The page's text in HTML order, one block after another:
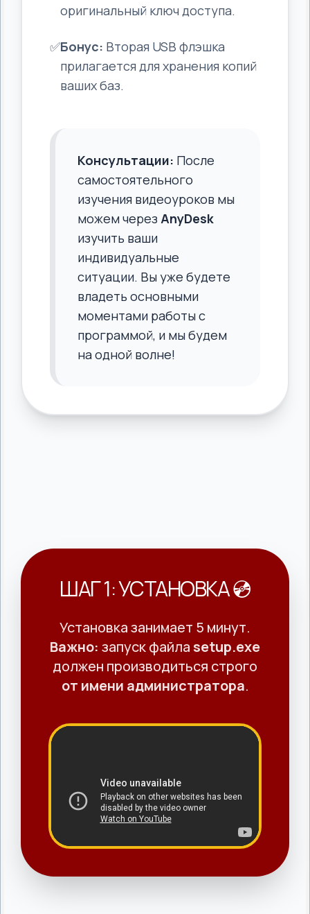
оригинальный ключ доступа.
✅Бонус: Вторая USB флэшка
прилагается для хранения копий
ваших баз.
Консультации: После
самостоятельного
изучения видеоуроков мы
можем через AnyDesk
изучить ваши
индивидуальные
ситуации. Вы уже будете
владеть основными
моментами работы с
программой, и мы будем
на одной волне!
ШАГ 1: УСТАНОВКА 💿
Установка занимает 5 минут.
Важно: запуск файлаsetup.exe
должен производиться строго
от имени администратора.